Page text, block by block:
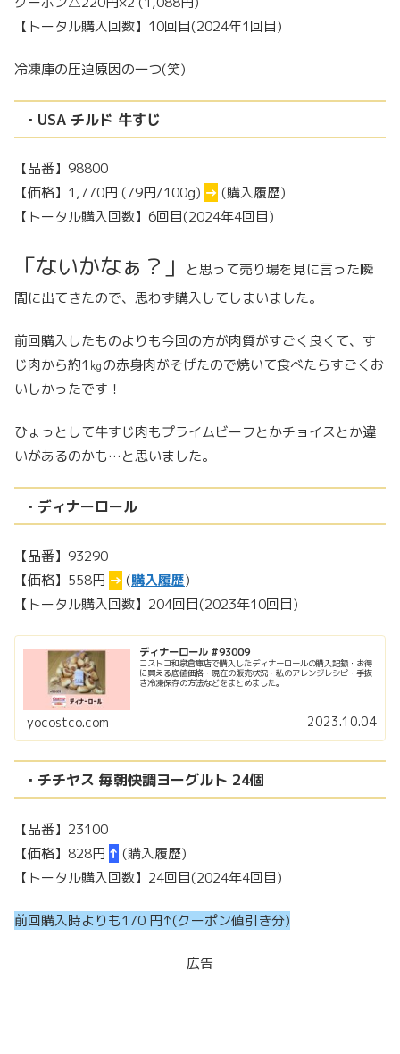
【トータル購入回数】10回目(2024年1回目)
冷凍庫の圧迫原因の一つ(笑)
・USA チルド 牛すじ
【品番】98800
【価格】1,770円 (79円/100g) → (購入履歴)
【トータル購入回数】6回目(2024年4回目)
「ないかなぁ？」
と思って売り場を見に言った瞬
間に出てきたので、思わず購入してしまいました。
前回購入したものよりも今回の方が肉質がすごく良くて、す
じ肉から約1㎏の赤身肉がそげたので焼いて食べたらすごくお
いしかったです！
ひょっとして牛すじ肉もプライムビーフとかチョイスとか違
いがあるのかも…と思いました。
・ディナーロール
【品番】93290
【価格】558円 → (購入履歴)
【トータル購入回数】204回目(2023年10回目)
ディナーロール #93009
コストコ和泉倉庫店で購入したディナーロールの購入記録・お得
に買える底値価格・現在の販売状況・私のアレンジレシピ・手抜
き冷凍保存の方法などをまとめました。
yocostco.com 2023.10.04
・チチヤス 毎朝快調ヨーグルト 24個
【品番】23100
【価格】828円 ↑ (購入履歴)
【トータル購入回数】24回目(2024年4回目)
前回購入時よりも170 円↑(クーポン値引き分)
広告